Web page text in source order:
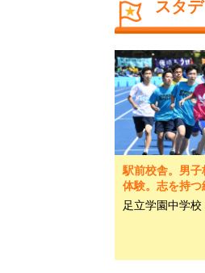
スタ
駅前校舎。男子
体験。志を持つ
足立学園中学校